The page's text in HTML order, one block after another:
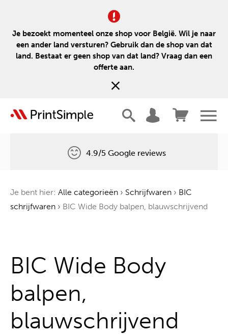
Je bezoekt momenteel onze shop voor België. Wil je naar
een ander land versturen? Gebruik dan de shop van dat
land. Bestaat er geen shop van dat land? Vraag dan een
offerte aan.
Één boom voor elke bestelling
4.9/5 Google reviews
Je bent hier: Alle categorieën › Schrijfwaren › BIC
schrijfwaren › BIC Wide Body balpen, blauwschrijvend
BIC Wide Body
balpen,
blauwschrijvend